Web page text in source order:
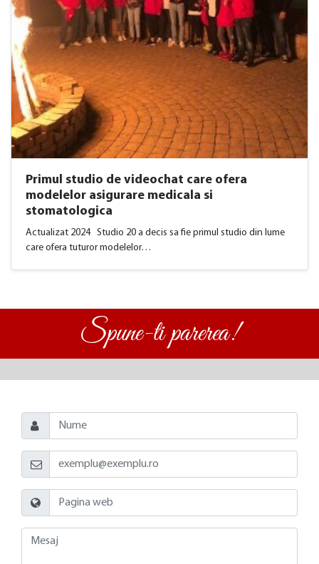
Primul studio de videochat care ofera
modelelor asigurare medicala si
stomatologica
Actualizat 2024 Studio 20 a decis sa fie primul studio din lume
care ofera tuturor modelelor…
Spune-ti parerea!